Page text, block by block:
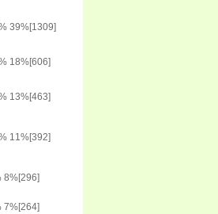
39%[1309]
18%[606]
13%[463]
11%[392]
8%[296]
7%[264]